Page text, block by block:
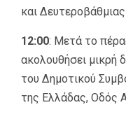
και
12:00: Μετά το
ακολουθήσει μικρή
του Δημοτικού
της Ελλάδας, Οδός